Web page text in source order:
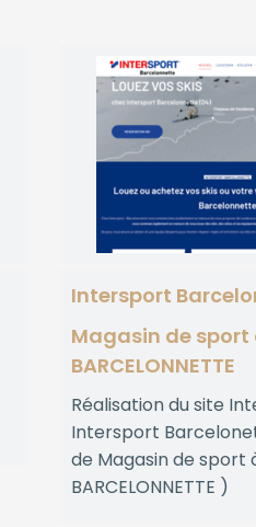
Intersport
Magasin de sport
BARCELONNETTE
Réalisation du site
Intersport
de Magasin de sport
BARCELONNETTE )